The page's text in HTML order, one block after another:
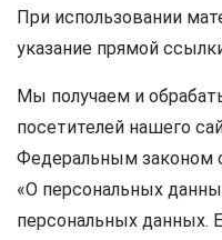
При использовании
указание прямой
Мы получаем и
посетителей нашего
Федеральным законом
«О персональных
персональных данных.